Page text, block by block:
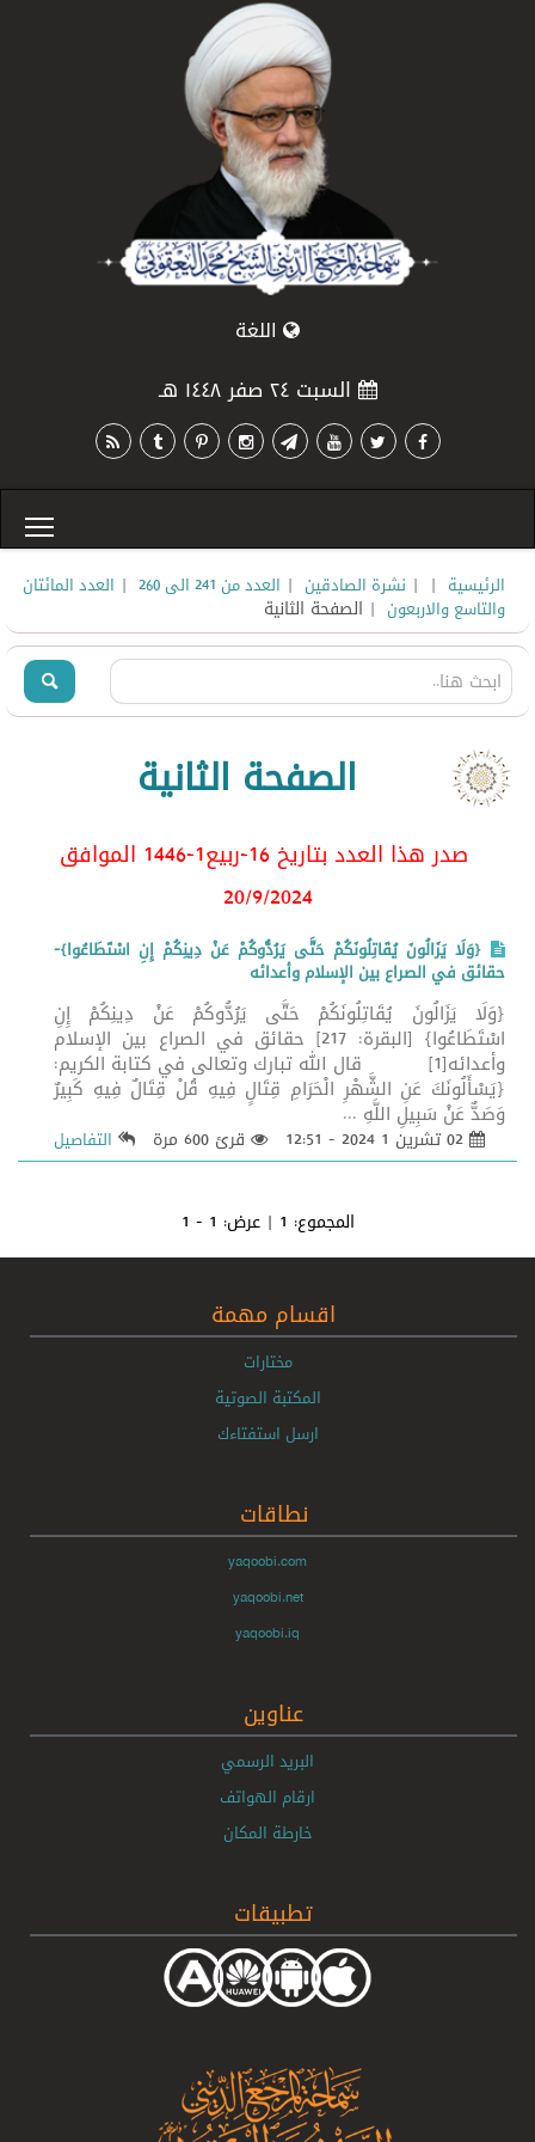
اللغة
السبت ٢٤ صفر ١٤٤٨ هـ
الرئيسية |
| نشرة الصادقين | العدد من 241 الى 260 | العدد المائتان
والتاسع والاربعون | الصفحة الثانية
الصفحة الثانية
صدر هذا العدد بتاريخ 16-ربيع1-1446 الموافق
20/9/2024
{وَلَا يَزَالُونَ يُقَاتِلُونَكُمْ حَتَّى يَرُدُّوكُمْ عَنْ دِينِكُمْ إِنِ اسْتَطَاعُوا}-
حقائق في الصراع بين الإسلام وأعدائه
{وَلَا يَزَالُونَ يُقَاتِلُونَكُمْ حَتَّى يَرُدُّوكُمْ عَنْ دِينِكُمْ إِنِ
اسْتَطَاعُوا} [البقرة: 217] حقائق في الصراع بين الإسلام
وأعدائه[1] قال الله تبارك وتعالى في كتابة الكريم:
{يَسْأَلُونَكَ عَنِ الشَّهْرِ الْحَرَامِ قِتَالٍ فِيهِ قُلْ قِتَالٌ فِيهِ كَبِيرٌ
وَصَدٌّ عَنْ سَبِيلِ اللَّهِ ...
قرئ 600 مرة التفاصيل
المجموع: 1 | عرض: 1 - 1
اقسام مهمة
مختارات
المكتبة الصوتية
ارسل استفتاءك
نطاقات
yaqoobi.com
yaqoobi.net
yaqoobi.iq
عناوين
البريد الرسمي
ارقام الهواتف
خارطة المكان
تطبيقات